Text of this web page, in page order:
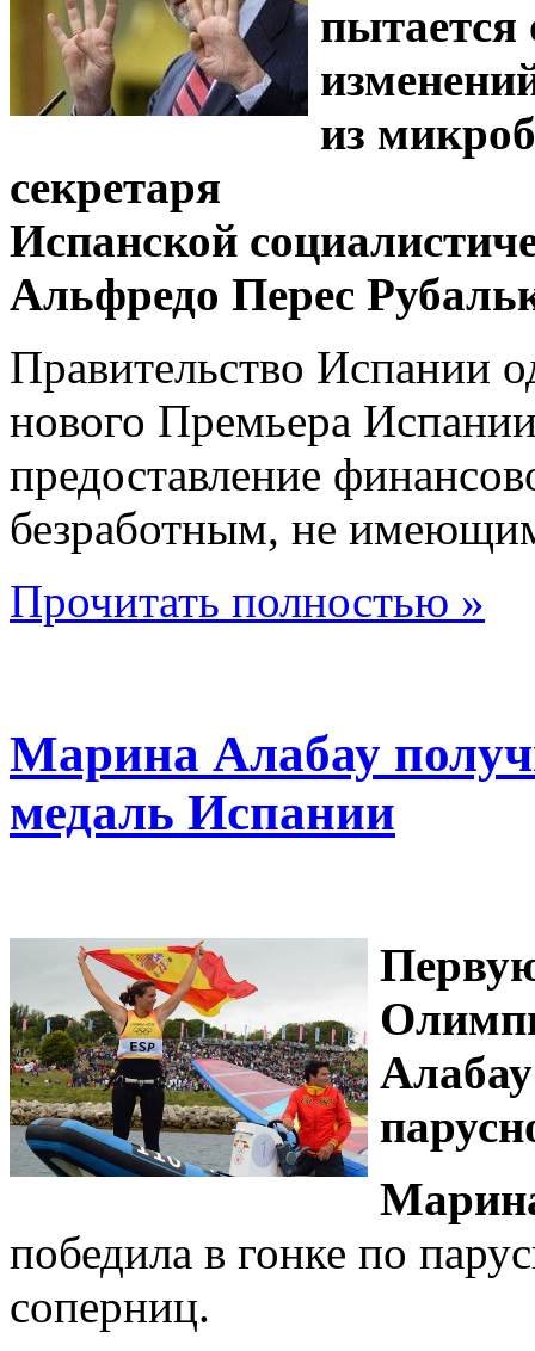
из
секретаря
Испанской
Альфредо Перес
Правительство Испании
нового Премьера
предоставление
безработным, не
Прочитать полностью »
Марина Алабау
медаль Испании
победила в гонке по
соперниц.